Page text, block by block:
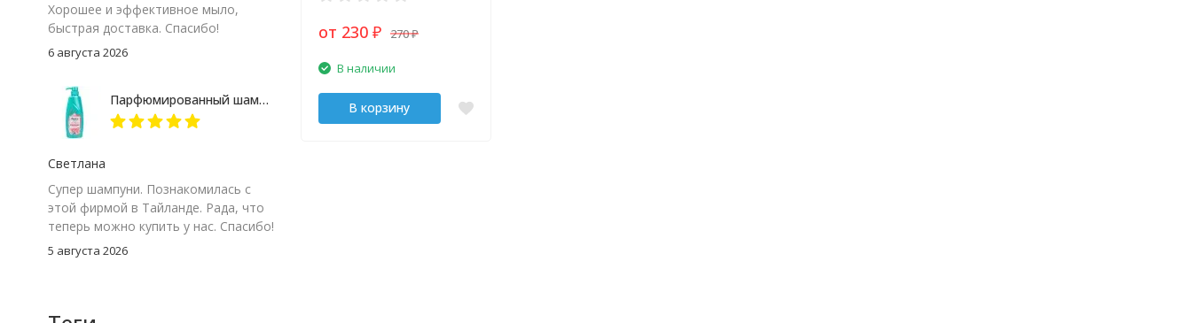
от 230 ₽ 270₽
В наличии
В корзину
Хорошее и эффективное мыло,
быстрая доставка. Спасибо!
6 августа 2026
Парфюмированный шампунь "Корейская роза" Rejoice 370 мл
Светлана
Супер шампуни. Познакомилась с
этой фирмой в Тайланде. Рада, что
теперь можно купить у нас. Спасибо!
5 августа 2026